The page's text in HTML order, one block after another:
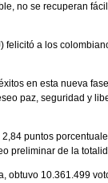
no se recuperan
felicitó a los
en esta nueva
paz, seguridad y
puntos
preliminar de la
obtuvo 10.361.499